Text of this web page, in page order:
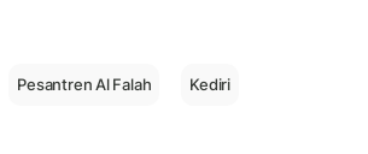
Pesantren Al Falah Kediri